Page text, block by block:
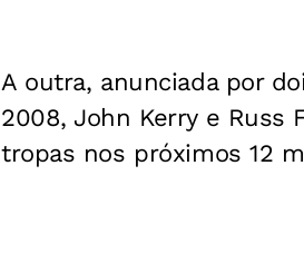
A outra, anunciada por
2008, John Kerry e Russ
tropas nos próximos 12